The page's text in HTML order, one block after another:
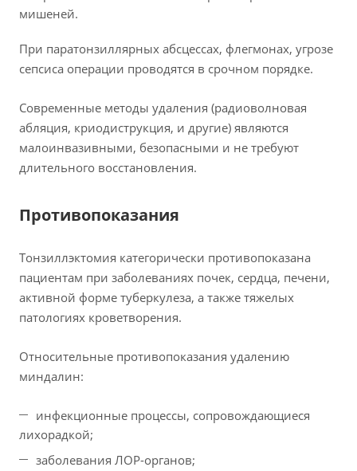
мишеней.
При паратонзиллярных абсцессах, флегмонах, угрозе
сепсиса операции проводятся в срочном порядке.
Современные методы удаления (радиоволновая
абляция, криодиструкция, и другие) являются
малоинвазивными, безопасными и не требуют
длительного восстановления.
Противопоказания
Тонзиллэктомия категорически противопоказана
пациентам при заболеваниях почек, сердца, печени,
активной форме туберкулеза, а также тяжелых
патологиях кроветворения.
Относительные противопоказания удалению
миндалин:
инфекционные процессы, сопровождающиеся
лихорадкой;
заболевания ЛОР-органов;